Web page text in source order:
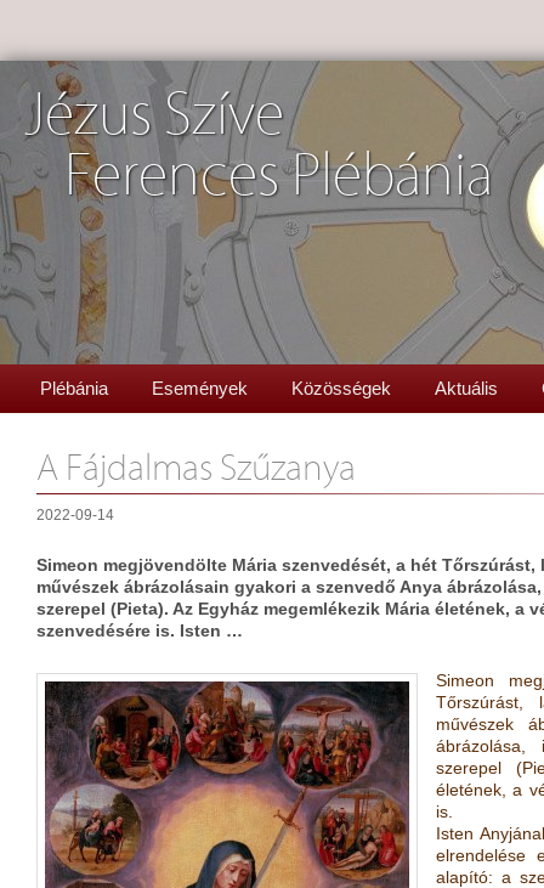
Jézus Szíve
Ferences Plébánia
Plébánia Események Közösségek Aktuális
A Fájdalmas Szűzanya
2022-09-14
Simeon megjövendölte Mária szenvedését, a hét Tőrszúrást,
művészek ábrázolásain gyakori a szenvedő Anya
szerepel (Pieta). Az Egyház megemlékezik Mária életének, a
szenvedésére is. Isten …
Simeon
Tőrszúrást,
művészek
szerepel
életének, a
is.
Isten
elrendelése
alapító: a